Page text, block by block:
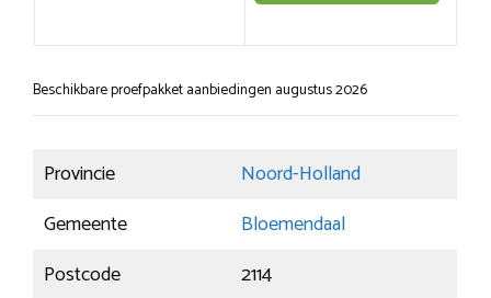
Beschikbare proefpakket aanbiedingen augustus 2026
Provincie
Noord-Holland
Gemeente
Bloemendaal
Postcode
2114